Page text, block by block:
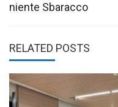
niente Sbaracco
RELATED POSTS